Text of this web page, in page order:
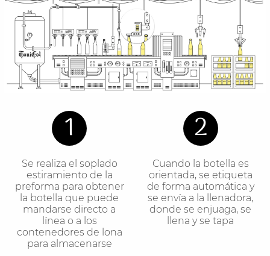
1
Se realiza el soplado
estiramiento de la
preforma para obtener
la botella que puede
mandarse directo a
línea o a los
contenedores de lona
para almacenarse
2
Cuando la botella es
orientada, se etiqueta
de forma automática y
se envía a la llenadora,
donde se enjuaga, se
llena y se tapa